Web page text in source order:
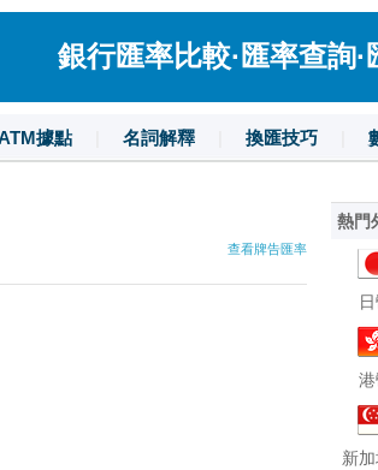
銀行匯率比較·匯率查詢
據點 名詞解釋 換匯技巧
查看牌告匯率
熱門
新